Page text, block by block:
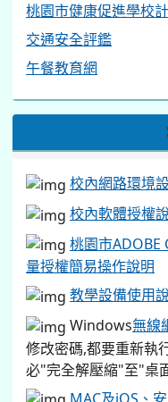
桃園市健康促進學校
交通安全評鑑
午餐教育網
校內網路環境
校內軟體授權
桃園市ADOBE
量授權簡易操作說明
教學設備使用
Windows無線
修改密碼,都要重新
必"完全解壓縮"至"桌